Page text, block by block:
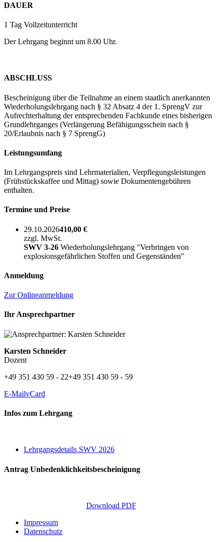
DAUER
1 Tag Vollzeitunterricht
Der Lehrgang beginnt um 8.00 Uhr.
ABSCHLUSS
Bescheinigung über die Teilnahme an einem staatlich anerkannten
Wiederholungslehrgang nach § 32 Absatz 4 der 1. SprengV zur
Aufrechterhaltung der entsprechenden Fachkunde eines bisherigen
Grundlehrganges (Verlängerung Befähigungsschein nach §
20/Erlaubnis nach § 7 SprengG)
Leistungsumfang
Im Lehrgangspreis sind Lehrmaterialien, Verpflegungsleistungen
(Frühstückskaffee und Mittag) sowie Dokumentengebühren
enthalten.
Termine und Preise
29.10.2026410,00 €
zzgl. MwSt.
SWV 3-26 Wiederholungslehrgang "Verbringen von
explosionsgefährlichen Stoffen und Gegenständen"
Anmeldung
Zur Onlineanmeldung
Ihr Ansprechpartner
Karsten Schneider
Dozent
+49 351 430 59 - 22+49 351 430 59 - 59
E-MailvCard
Infos zum Lehrgang
Lehrgangsdetails SWV 2026
Antrag Unbedenklichkeitsbescheinigung
Download PDF
Impressum
Datenschutz